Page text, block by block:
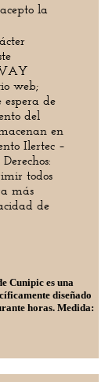
la
web;
de
del
en
Ilertec –
todos
más
de
Cunipic es una
diseñado
horas. Medida: